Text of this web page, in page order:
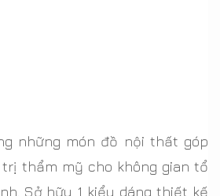
những món đồ nội thất góp
thẩm mỹ cho không gian tổ
Sở hữu 1 kiểu dáng thiết kế